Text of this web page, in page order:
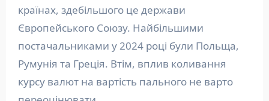
країнах, здебільшого це держави
Європейського Союзу. Найбільшими
постачальниками у 2024 році були Польща,
Румунія та Греція. Втім, вплив коливання
курсу валют на вартість пального не варто